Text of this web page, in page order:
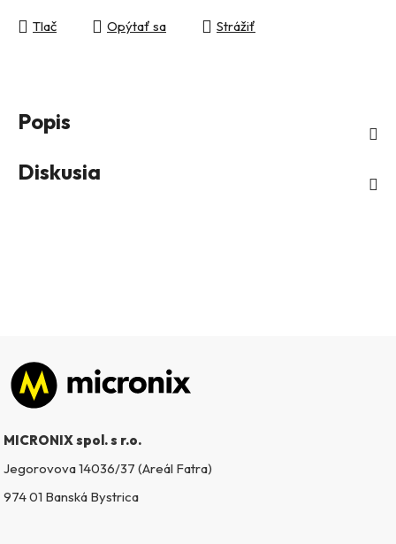
Tlač Opýtať sa Strážiť
Popis
Diskusia
Zápätie
MICRONIX spol. s r.o.
Jegorovova 14036/37 (Areál Fatra)
974 01 Banská Bystrica